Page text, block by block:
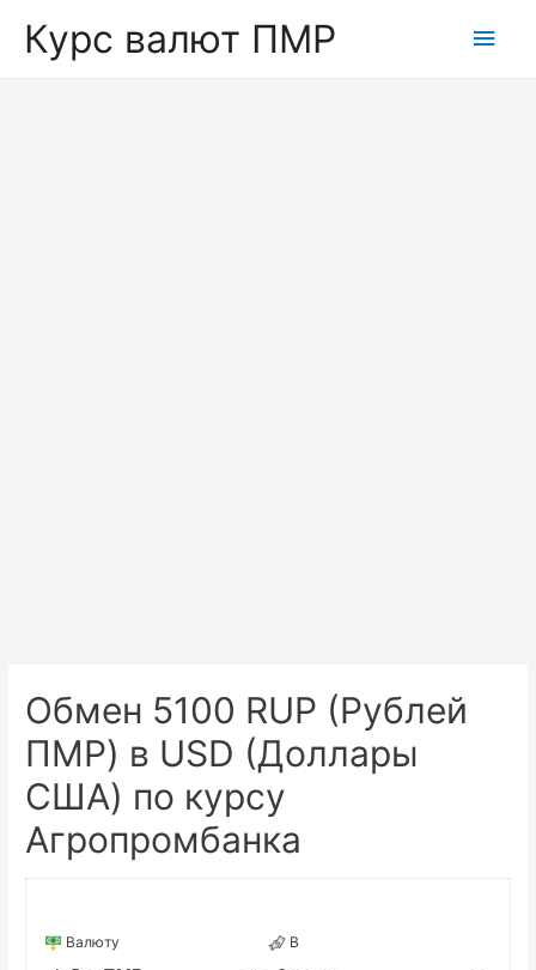
Курс валют ПМР
Обмен 5100 RUP (Рублей
ПМР) в USD (Доллары
США) по курсу
Агропромбанка
Валюту В